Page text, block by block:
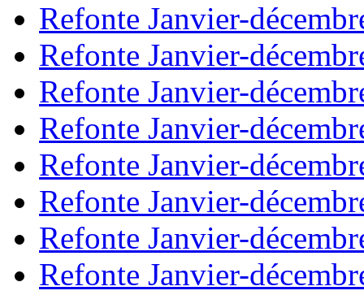
Refonte Janvier-
Refonte Janvier-
Refonte Janvier-
Refonte Janvier-
Refonte Janvier-
Refonte Janvier-
Refonte Janvier-
Refonte Janvier-